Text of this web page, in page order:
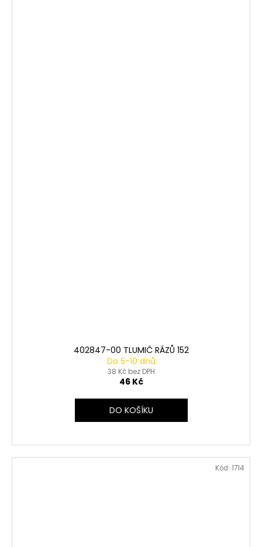
402847-00 TLUMIČ RÁZŮ 152
Do 5-10 dnů
38 Kč bez DPH
46 Kč
DO KOŠÍKU
Kód: 1714